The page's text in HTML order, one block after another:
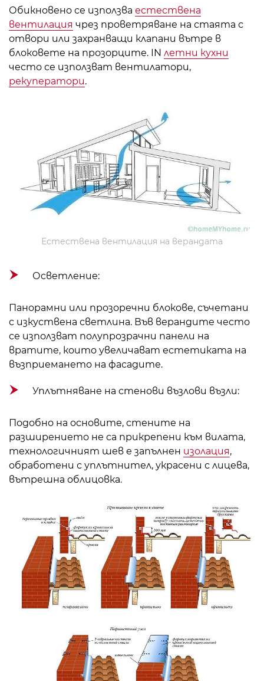
Обикновено се използва естествена
вентилация чрез проветряване на стаята с
отвори или захранващи клапани вътре в
блоковете на прозорците. IN летни кухни
често се използват вентилатори,
рекуператори.
Естествена вентилация на верандата
Осветление:
Панорамни или прозоречни блокове, съчетани
с изкуствена светлина. Във верандите често
се използват полупрозрачни панели на
вратите, които увеличават естетиката на
възприемането на фасадите.
Уплътняване на стенови възлови възли:
Подобно на основите, стените на
разширението не са прикрепени към вилата,
технологичният шев е запълнен изолация,
обработени с уплътнител, украсени с лицева,
вътрешна облицовка.